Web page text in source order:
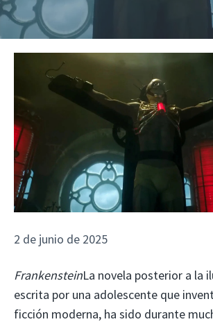
2 de junio de 2025
FrankensteinLa novela posterior a la
escrita por una adolescente que
ficción moderna, ha sido durante